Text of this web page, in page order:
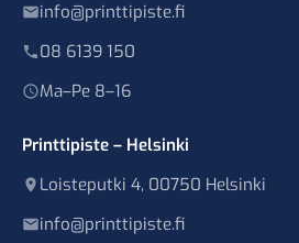
info@printtipiste.fi
08 6139 150
Ma–Pe 8–16
Printtipiste – Helsinki
Loisteputki 4, 00750 Helsinki
info@printtipiste.fi